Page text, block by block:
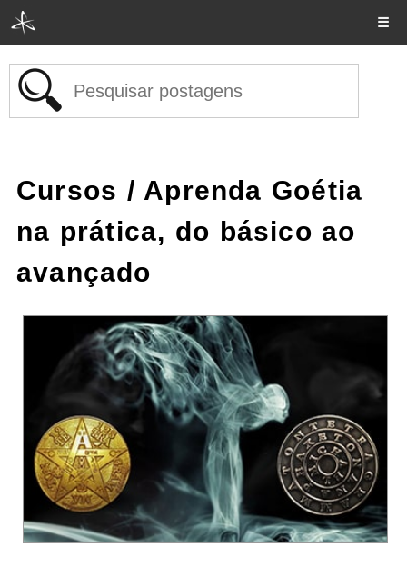
☰
Cursos / Aprenda Goétia
na prática, do básico ao
avançado